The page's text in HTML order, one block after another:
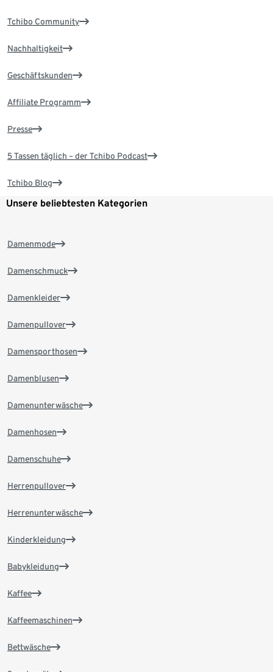
Tchibo Community
Nachhaltigkeit
Geschäftskunden
Affiliate Programm
Presse
5 Tassen täglich – der Tchibo Podcast
Tchibo Blog
Unsere beliebtesten Kategorien
Damenmode
Damenschmuck
Damenkleider
Damenpullover
Damensporthosen
Damenblusen
Damenunterwäsche
Damenhosen
Damenschuhe
Herrenpullover
Herrenunterwäsche
Kinderkleidung
Babykleidung
Kaffee
Kaffeemaschinen
Bettwäsche